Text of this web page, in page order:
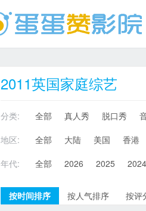
2011英国家庭综艺
分类: 全部 真人秀 脱口秀
地区:
全部 大陆 美国 香港
年代:
全部 2026 2025 2024
按时间排序 按人气排序 按评